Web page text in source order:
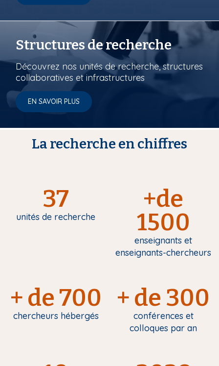
Structures de recherche
Découvrez nos unités de recherche, structures
collaboratives et infrastructures
EN SAVOIR PLUS
La recherche en chiffres
37
unités de recherche
+de
1500
enseignants et
enseignants-chercheurs
+ de 700
chercheurs hébergés
+ de 300
conférences et
colloques par an